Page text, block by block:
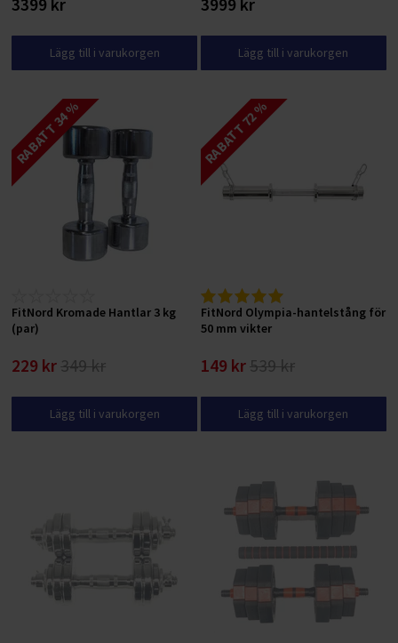
3399 kr
Lägg till i varukorgen
3999 kr
Lägg till i varukorgen
RABATT 34 %
FitNord Kromade Hantlar 3 kg
(par)
229 kr 349 kr
Lägg till i varukorgen
RABATT 72 %
FitNord Olympia-hantelstång för
50 mm vikter
149 kr539 kr
Lägg till i varukorgen